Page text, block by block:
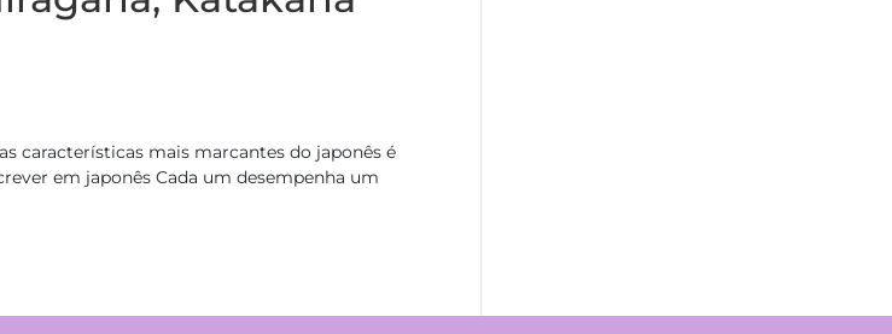
características mais marcantes do japonês é
em japonês Cada um desempenha um